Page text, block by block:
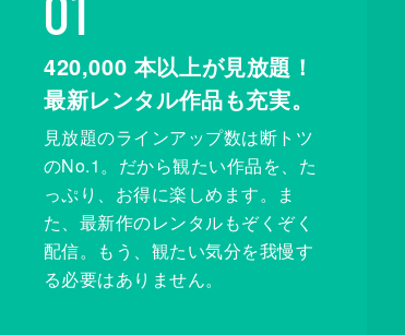
420,000 本以上が見放題！
最新レンタル作品も充実。
見放題のラインアップ数は断トツ
のNo.1。だから観たい作品を、た
っぷり、お得に楽しめます。ま
た、最新作のレンタルもぞくぞく
配信。もう、観たい気分を我慢す
る必要はありません。